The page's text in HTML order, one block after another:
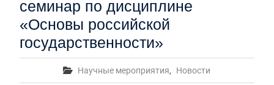
In Memoriam. Муза Аркадьевна Сажина
(18.09.1930 — 04.08.2026)
семинар по дисциплине
«Основы российской
государственности»
Научные мероприятия, Новости